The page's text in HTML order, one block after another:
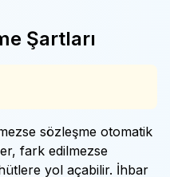
Şartları
sözleşme otomatik
fark edilmezse
yol açabilir. İhbar